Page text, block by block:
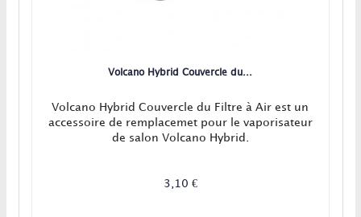
Volcano Hybrid Couvercle du...
Volcano Hybrid Couvercle du Filtre à Air est un
accessoire de remplacemet pour le vaporisateur
de salon Volcano Hybrid.
3,10 €